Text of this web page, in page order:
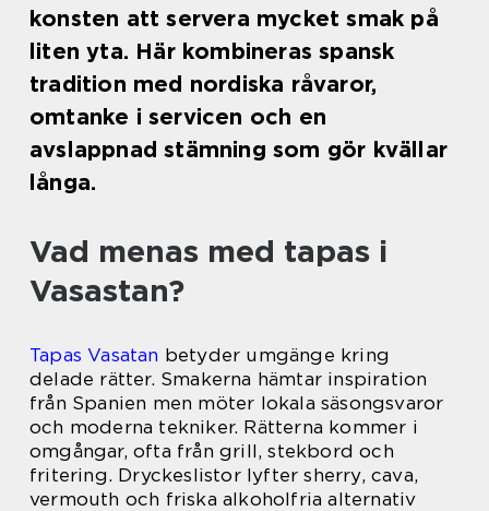
konsten att servera mycket smak på
liten yta. Här kombineras spansk
tradition med nordiska råvaror,
omtanke i servicen och en
avslappnad stämning som gör kvällar
långa.
Vad menas med tapas i
Vasastan?
Tapas Vasatan betyder umgänge kring
delade rätter. Smakerna hämtar inspiration
från Spanien men möter lokala säsongsvaror
och moderna tekniker. Rätterna kommer i
omgångar, ofta från grill, stekbord och
fritering. Dryckeslistor lyfter sherry, cava,
vermouth och friska alkoholfria alternativ